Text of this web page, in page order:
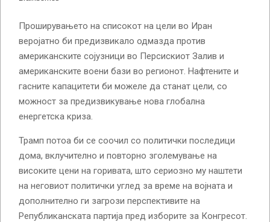
Проширувањето на списокот на цели во Иран
веројатно би предизвикало одмазда против
американските сојузници во Персискиот Залив и
американските воени бази во регионот. Нафтените и
гасните капацитети би можеле да станат цели, со
можност за предизвикување нова глобална
енергетска криза.
Трамп потоа би се соочил со политички последици
дома, вклучително и повторно зголемување на
високите цени на горивата, што сериозно му наштети
на неговиот политички углед за време на војната и
дополнително ги загрози перспективите на
Републиканската партија пред изборите за Конгресот.